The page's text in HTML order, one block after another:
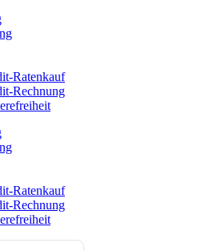
Ratenkauf
Rechnung
Ratenkauf
Rechnung